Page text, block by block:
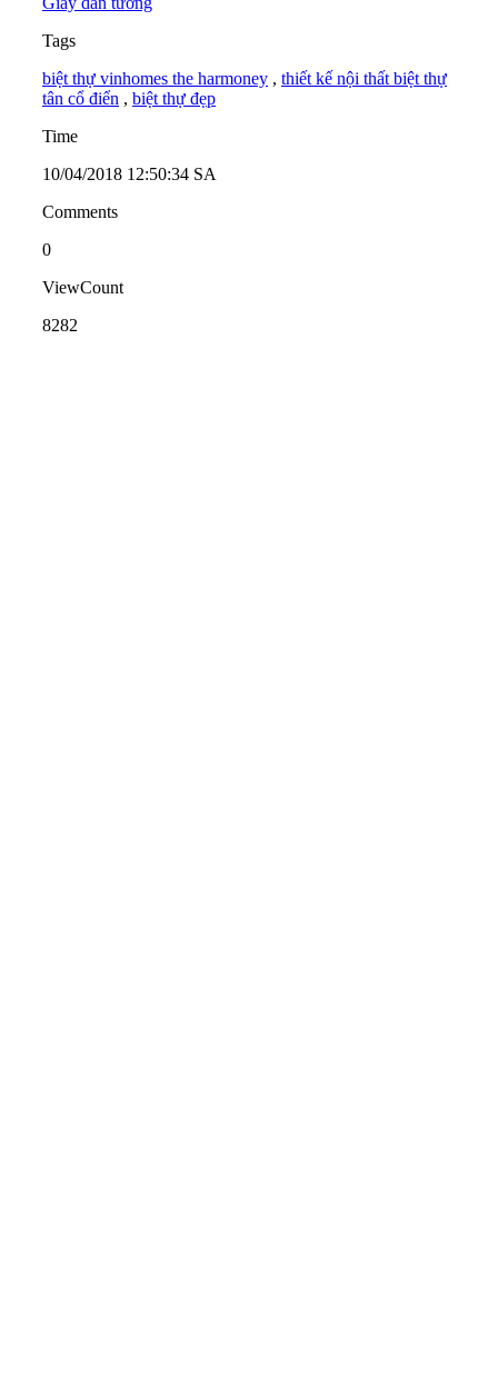
Tags
biệt thự vinhomes the harmoney , thiết kế nội thất biệt thự
tân cổ điển , biệt thự đẹp
Time
10/04/2018 12:50:34 SA
Comments
0
ViewCount
8282